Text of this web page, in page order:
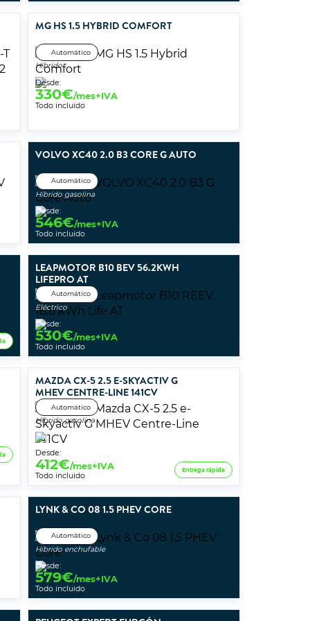
MG HS 1.5 HYBRID COMFORT
Automático
Híbrido
Desde:
330€/mes+IVA
Todo incluido
VOLVO XC40 2.0 B3 CORE G AUTO
Automático
Híbrido gasolina
Desde:
546€/mes+IVA
Todo incluido
LEAPMOTOR B10 BEV 56.2KWH
LIFEPRO AT
Automático
Eléctrico
Desde:
530€/mes+IVA
Todo incluido
MAZDA CX-5 2.5 E-SKYACTIV G
MHEV CENTRE-LINE 141CV
Automático
Híbrido gasolina
Desde:
412€/mes+IVA
Todo incluido
Entrega rápida
LYNK & CO 08 1.5 PHEV CORE
Automático
Híbrido enchufable
Desde:
579€/mes+IVA
Todo incluido